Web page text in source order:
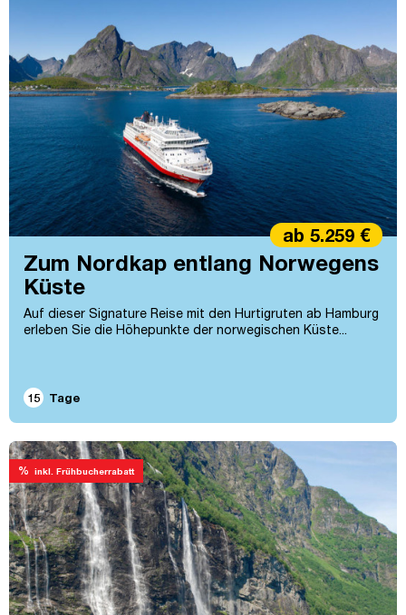
Zum Nordkap entlang Norwegens
Küste
Auf dieser Signature Reise mit den Hurtigruten ab Hamburg
erleben Sie die Höhepunkte der norwegischen Küste...
ab 5.259 €
15 Tage
% inkl. Frühbucherrabatt